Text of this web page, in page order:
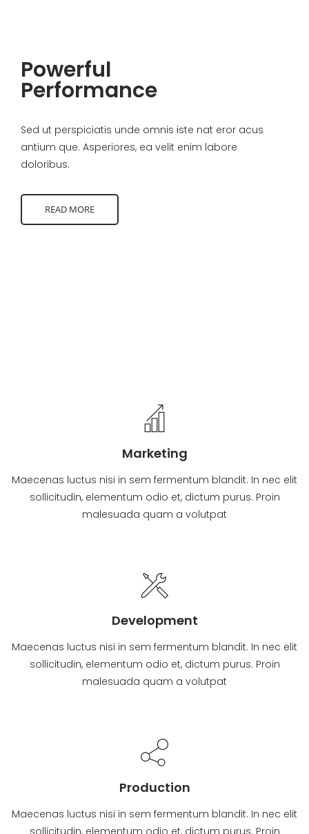
Powerful
Performance
Sed ut perspiciatis unde omnis iste nat eror acus
antium que. Asperiores, ea velit enim labore
doloribus.
READ MORE
Marketing
Maecenas luctus nisi in sem fermentum blandit. In nec elit
sollicitudin, elementum odio et, dictum purus. Proin
malesuada quam a volutpat
Development
Maecenas luctus nisi in sem fermentum blandit. In nec elit
sollicitudin, elementum odio et, dictum purus. Proin
malesuada quam a volutpat
Production
Maecenas luctus nisi in sem fermentum blandit. In nec elit
sollicitudin, elementum odio et, dictum purus. Proin